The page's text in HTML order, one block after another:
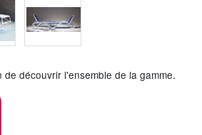
de découvrir l'ensemble de la gamme.